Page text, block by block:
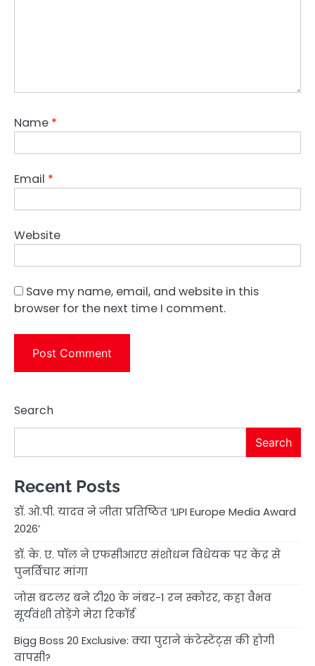
Name *
Email *
Website
Save my name, email, and website in this
browser for the next time I comment.
Search
Search
Recent Posts
डॉ. ओ.पी. यादव ने जीता प्रतिष्ठित ‘LIPI Europe Media Award
2026’
डॉ. के. ए. पॉल ने एफसीआरए संशोधन विधेयक पर केंद्र से
पुनर्विचार मांगा
जोस बटलर बने टी20 के नंबर-1 रन स्कोरर, कहा वैभव
सूर्यवंशी तोड़ेंगे मेरा रिकॉर्ड
Bigg Boss 20 Exclusive: क्या पुराने कंटेस्टेंट्स की होगी
वापसी?